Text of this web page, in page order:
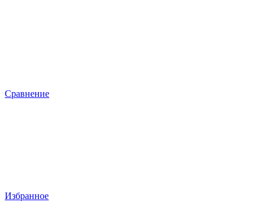
Сравнение
Избранное